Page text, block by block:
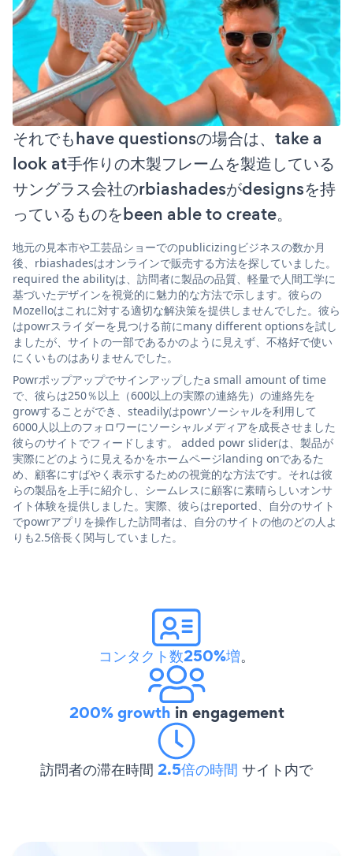
それでもhave questionsの場合は、take a
look at手作りの木製フレームを製造している
サングラス会社のrbiashadesがdesignsを持
っているものをbeen able to create。
地元の見本市や工芸品ショーでのpublicizingビジネスの数か月
後、rbiashadesはオンラインで販売する方法を探していました。
required the abilityは、訪問者に製品の品質、軽量で人間工学に
基づいたデザインを視覚的に魅力的な方法で示します。彼らの
Mozelloはこれに対する適切な解決策を提供しませんでした。彼ら
はpowrスライダーを見つける前にmany different optionsを試し
ましたが、サイトの一部であるかのように見えず、不格好で使い
にくいものはありませんでした。
Powrポップアップでサインアップしたa small amount of time
で、彼らは250％以上（600以上の実際の連絡先）の連絡先を
growすることができ、steadilyはpowrソーシャルを利用して
6000人以上のフォロワーにソーシャルメディアを成長させました
彼らのサイトでフィードします。 added powr sliderは、製品が
実際にどのように見えるかをホームページlanding onであるた
め、顧客にすばやく表示するための視覚的な方法です。それは彼
らの製品を上手に紹介し、シームレスに顧客に素晴らしいオンサ
イト体験を提供しました。実際、彼らはreported、自分のサイト
でpowrアプリを操作した訪問者は、自分のサイトの他のどの人よ
りも2.5倍長く関与していました。
コンタクト数250%増。
200% growth in engagement
訪問者の滞在時間 2.5倍の時間 サイト内で